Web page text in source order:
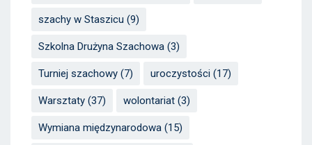
szachy w Staszicu (9)
Szkolna Drużyna Szachowa (3)
Turniej szachowy (7) uroczystości (17)
Warsztaty (37) wolontariat (3)
Wymiana międzynarodowa (15)